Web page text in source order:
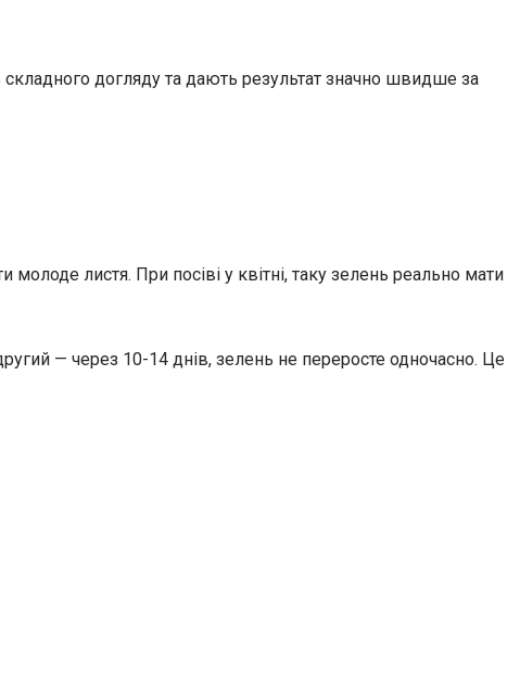
складного догляду та дають результат значно швидше за
листя. При посіві у квітні, таку зелень реально мати
— через 10-14 днів, зелень не переросте одночасно. Це